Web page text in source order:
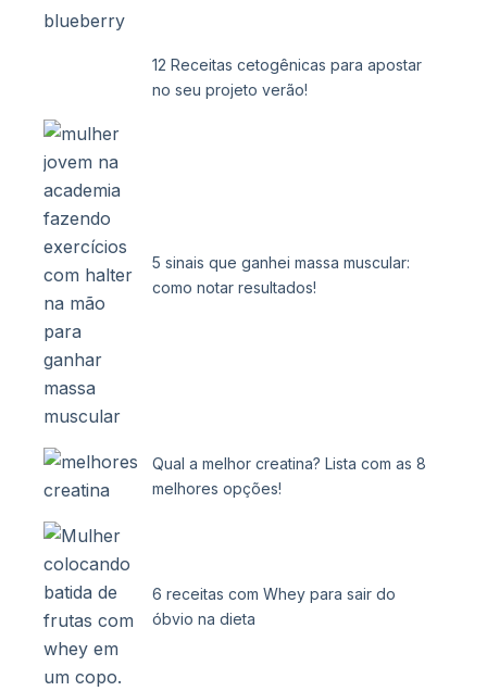
12 Receitas cetogênicas para apostar
no seu projeto verão!
5 sinais que ganhei massa muscular:
como notar resultados!
Qual a melhor creatina? Lista com as 8
melhores opções!
6 receitas com Whey para sair do
óbvio na dieta